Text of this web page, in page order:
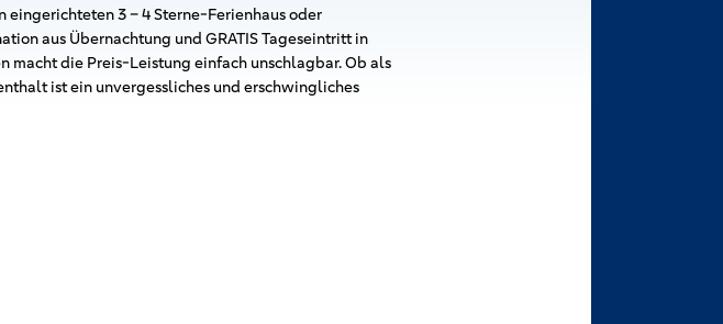
3 – 4 Sterne-Ferienhaus oder
aus Übernachtung und GRATIS Tageseintritt in
macht die Preis-Leistung einfach unschlagbar. Ob als
ist ein unvergessliches und erschwingliches